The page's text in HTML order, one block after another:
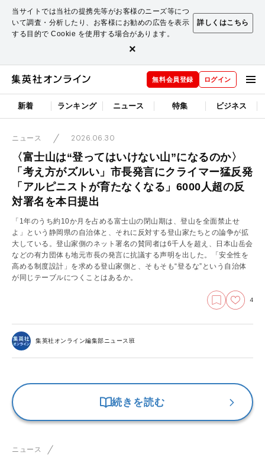
当サイトでは当社の提携先等がお客様のニーズ等につ
いて調査・分析したり、お客様にお勧めの広告を表示
する目的で Cookie を使用する場合があります。
詳しくはこちら
×
無料会員登録 ログイン
新着 ランキング ニュース 特集 ビジネス
ニュース 2026.06.30
〈富士山は“登ってはいけない山”になるのか〉
「考え方がズルい」市長発言にクライマー猛反発
「アルピニストが育たなくなる」6000人超の反
対署名を本日提出
「1年のうち約10か⽉を占める富士山の閉⼭期は、登山を全⾯禁⽌せ
よ」という静岡県の自治体と、それに反対する登山家たちとの論争が拡
大している。登山家側のネット署名の賛同者は6千人を超え、日本山岳会
などの有力団体も地元市長の発言に抗議する声明を出した。「安全性を
高める制度設計」を求める登山家側と、そもそも“登るな”という自治体
が同じテーブルにつくことはあるか。
4
集英社オンライン編集部ニュース班
続きを読む
ニュース